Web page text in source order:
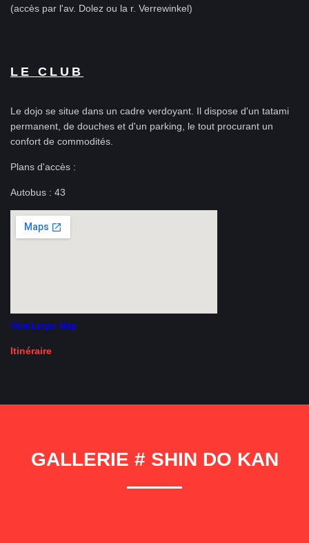
(accès par l'av. Dolez ou la r. Verrewinkel)
LE CLUB
Le dojo se situe dans un cadre verdoyant. Il dispose d'un tatami
permanent, de douches et d'un parking, le tout procurant un
confort de commodités.
Plans d'accès :
Autobus : 43
View Larger Map
Itinéraire
GALLERIE # SHIN DO KAN